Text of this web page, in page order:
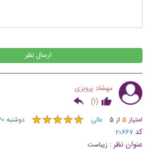
ارسال نظر
مهشاد پرویزی
(
1
)
امتیاز5 از 5 عالی ★★★★★
★★★★★ دوشنبه 20 مرداد 1399
کد 20667
عنوان نظر : زیباست